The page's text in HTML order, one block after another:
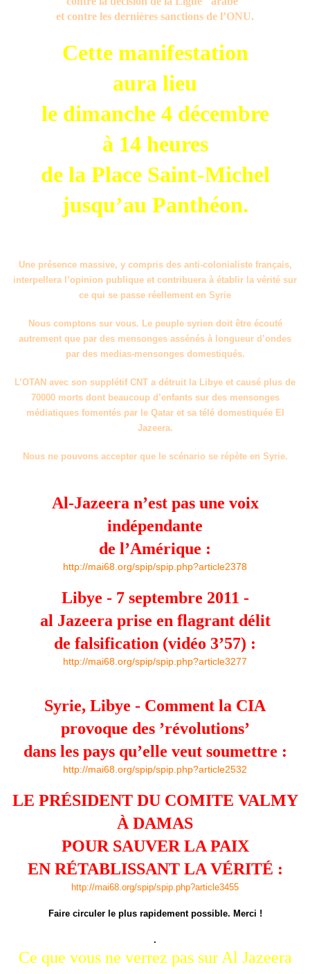
et contre les dernières sanctions de l’ONU.
Cette manifestation
aura lieu
le dimanche 4 décembre
à 14 heures
de la Place Saint-Michel
jusqu’au Panthéon.
Une présence massive, y compris des anti-colonialiste français,
interpellera l’opinion publique et contribuera à établir la vérité sur
ce qui se passe réellement en Syrie
Nous comptons sur vous. Le peuple syrien doit être écouté
autrement que par des mensonges assénés à longueur d’ondes
par des medias-mensonges domestiqués.
L’OTAN avec son supplétif CNT a détruit la Libye et causé plus de
70000 morts dont beaucoup d’enfants sur des mensonges
médiatiques fomentés par le Qatar et sa télé domestiquée El
Jazeera.
Nous ne pouvons accepter que le scénario se répète en Syrie.
Al-Jazeera n’est pas une voix
indépendante
de l’Amérique :
http://mai68.org/spip/spip.php?article2378
Libye - 7 septembre 2011 -
al Jazeera prise en flagrant délit
de falsification (vidéo 3’57) :
http://mai68.org/spip/spip.php?article3277
Syrie, Libye - Comment la CIA
provoque des ’révolutions’
dans les pays qu’elle veut soumettre :
http://mai68.org/spip/spip.php?article2532
LE PRÉSIDENT DU COMITE VALMY
À DAMAS
POUR SAUVER LA PAIX
EN RÉTABLISSANT LA VÉRITÉ :
http://mai68.org/spip/spip.php?article3455
Faire circuler le plus rapidement possible. Merci !
.
Ce que vous ne verrez pas sur Al Jazeera